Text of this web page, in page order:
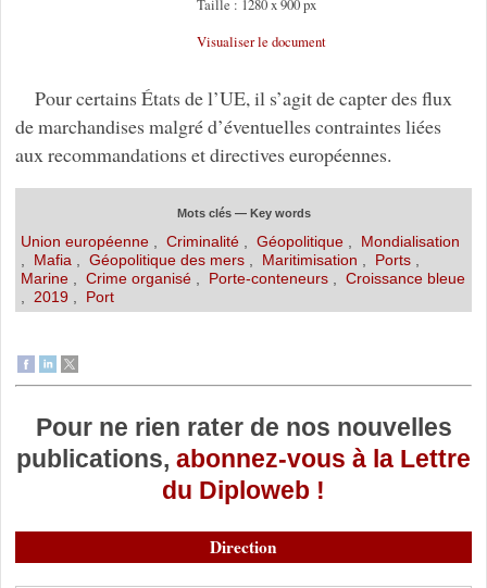
Taille : 1280 x 900 px
Visualiser le document
Pour certains États de l’UE, il s’agit de capter des flux
de marchandises malgré d’éventuelles contraintes liées
aux recommandations et directives européennes.
Mots clés — Key words
Union européenne, Criminalité, Géopolitique, Mondialisation
, Mafia, Géopolitique des mers, Maritimisation , Ports,
Marine, Crime organisé, Porte-conteneurs, Croissance bleue
, 2019, Port
Pour ne rien rater de nos nouvelles
publications, abonnez-vous à la Lettre
du Diploweb !
Direction